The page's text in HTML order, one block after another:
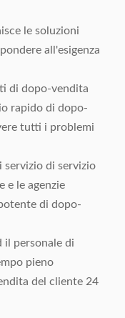
le soluzioni
all'esigenza
di dopo-vendita
rapido di dopo-
tutti i problemi
servizio di servizio
e le agenzie
di dopo-
il personale di
pieno
del cliente 24